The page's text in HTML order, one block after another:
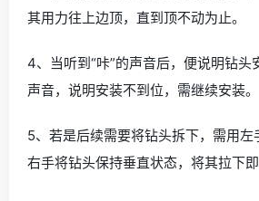
其用力往上边顶，直到顶不动为止。
4、当听到“咔”的声音后，便说明钻头
声音，说明安装不到位，需继续安装。
5、若是后续需要将钻头拆下，需用左
右手将钻头保持垂直状态，将其拉下即